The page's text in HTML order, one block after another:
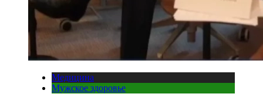
Медицина
Мужское здоровье